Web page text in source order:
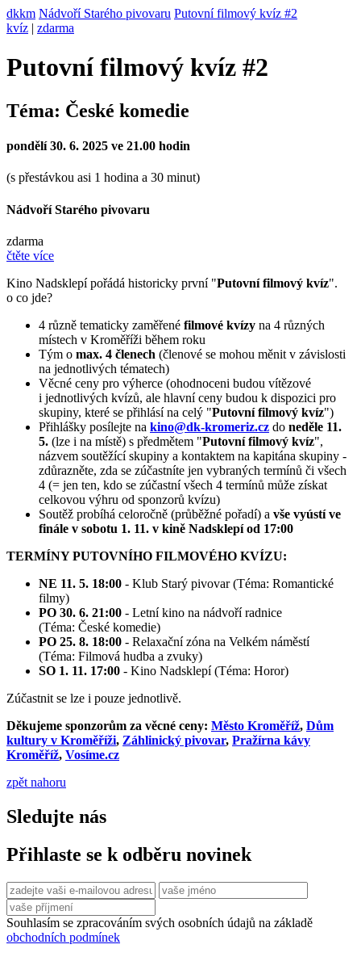
dkkm Nádvoří Starého pivovaru Putovní filmový kvíz #2
kvíz | zdarma
Putovní filmový kvíz #2
Téma: České komedie
pondělí 30. 6. 2025 ve 21.00 hodin
(s přestávkou asi 1 hodina a 30 minut)
Nádvoří Starého pivovaru
zdarma
čtěte více
Kino Nadsklepí pořádá historicky první "Putovní filmový kvíz".
o co jde?
4 různě tematicky zaměřené filmové kvízy na 4 různých
místech v Kroměříži během roku
Tým o max. 4 členech (členové se mohou měnit v závislosti
na jednotlivých tématech)
Věcné ceny pro výherce (ohodnoceni budou vítězové
i jednotlivých kvízů, ale hlavní ceny budou k dispozici pro
skupiny, které se přihlásí na celý "Putovní filmový kvíz")
Přihlášky posílejte na kino@dk-kromeriz.cz do neděle 11.
5. (lze i na místě) s předmětem "Putovní filmový kvíz",
názvem soutěžící skupiny a kontaktem na kapitána skupiny -
zdůrazněte, zda se zúčastníte jen vybraných termínů či všech
4 (= jen ten, kdo se zúčastní všech 4 termínů může získat
celkovou výhru od sponzorů kvízu)
Soutěž probíhá celoročně (průběžné pořadí) a vše vyústí ve
finále v sobotu 1. 11. v kině Nadsklepí od 17:00
TERMÍNY PUTOVNÍHO FILMOVÉHO KVÍZU:
NE 11. 5. 18:00 - Klub Starý pivovar (Téma: Romantické
filmy)
PO 30. 6. 21:00 - Letní kino na nádvoří radnice
(Téma: České komedie)
PO 25. 8. 18:00 - Relaxační zóna na Velkém náměstí
(Téma: Filmová hudba a zvuky)
SO 1. 11. 17:00 - Kino Nadsklepí (Téma: Horor)
Zúčastnit se lze i pouze jednotlivě.
Děkujeme sponzorům za věcné ceny: Město Kroměříž, Dům
kultury v Kroměříži, Záhlinický pivovar, Pražírna kávy
Kroměříž, Vosíme.cz
zpět nahoru
Sledujte nás
Přihlaste se k odběru novinek
Souhlasím se zpracováním svých osobních údajů na základě
obchodních podmínek